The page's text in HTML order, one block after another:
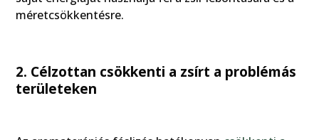
méretcsökkentésre.
2. Célzottan csökkenti a zsírt a problémás
területeken